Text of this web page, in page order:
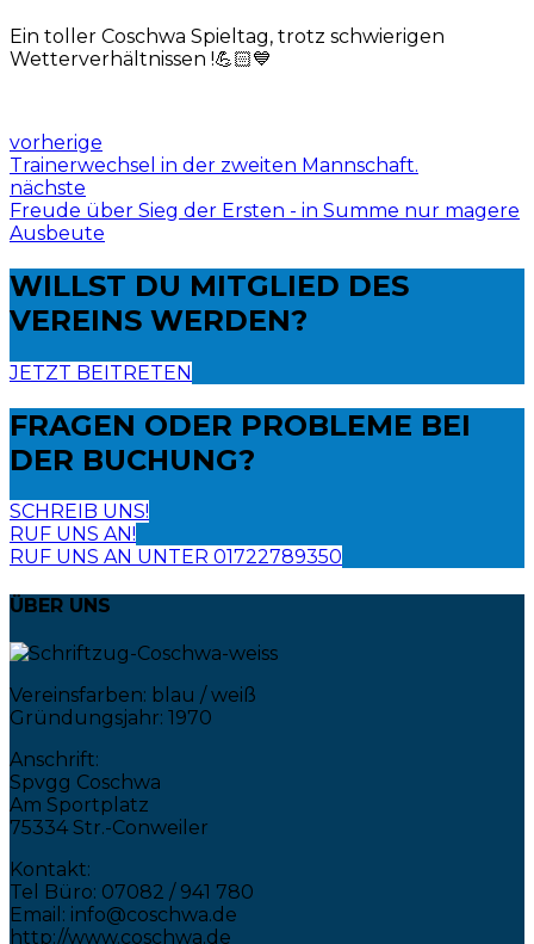
Ein toller Coschwa Spieltag, trotz schwierigen
Wetterverhältnissen !💪🏻💙
vorherige
Trainerwechsel in der zweiten Mannschaft.
nächste
Freude über Sieg der Ersten - in Summe nur magere
Ausbeute
WILLST DU MITGLIED DES
VEREINS WERDEN?
JETZT BEITRETEN
FRAGEN ODER PROBLEME BEI
DER BUCHUNG?
SCHREIB UNS!
RUF UNS AN!
RUF UNS AN UNTER 01722789350
ÜBER UNS
Vereinsfarben: blau / weiß
Gründungsjahr: 1970
Anschrift:
Spvgg Coschwa
Am Sportplatz
75334 Str.-Conweiler
Kontakt:
Tel Büro: 07082 / 941 780
Email: info@coschwa.de
http://www.coschwa.de